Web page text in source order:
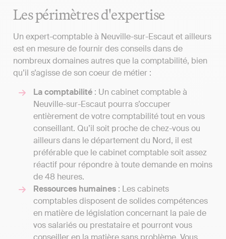
Les périmètres d'expertise
Un expert-comptable à Neuville-sur-Escaut et ailleurs
est en mesure de fournir des conseils dans de
nombreux domaines autres que la comptabilité, bien
qu’il s’agisse de son coeur de métier :
La comptabilité : Un cabinet comptable à
Neuville-sur-Escaut pourra s’occuper
entièrement de votre comptabilité tout en vous
conseillant. Qu’il soit proche de chez-vous ou
ailleurs dans le département du Nord, il est
préférable que le cabinet comptable soit assez
réactif pour répondre à toute demande en moins
de 48 heures.
Ressources humaines : Les cabinets
comptables disposent de solides compétences
en matière de législation concernant la paie de
vos salariés ou prestataire et pourront vous